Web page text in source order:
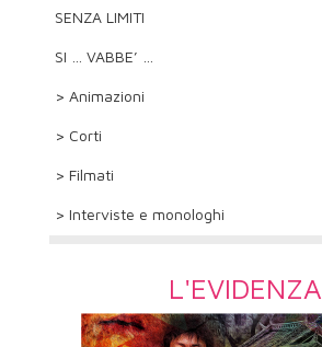
SENZA LIMITI
SI … VABBE’ …
> Animazioni
> Corti
> Filmati
> Interviste e monologhi
L'EVIDENZA